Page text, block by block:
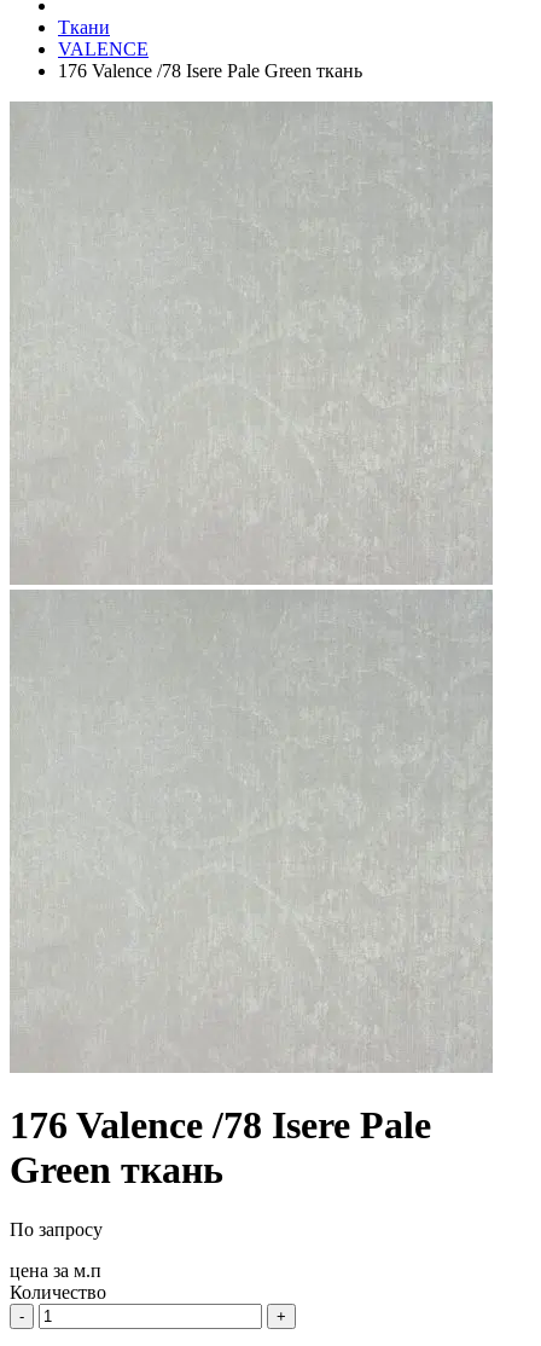
Ткани
VALENCE
176 Valence /78 Isere Pale Green ткань
176 Valence /78 Isere Pale
Green ткань
По запросу
цена за м.п
Количество
- +